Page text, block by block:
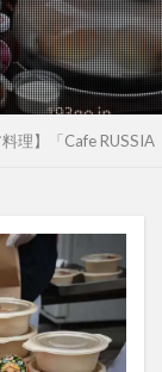
理】「Cafe